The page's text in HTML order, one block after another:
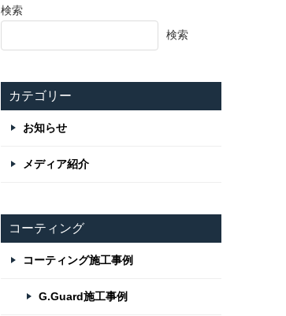
検索
検索
カテゴリー
お知らせ
メディア紹介
コーティング
コーティング施工事例
G.Guard施工事例